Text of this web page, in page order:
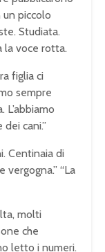
un piccolo
Studiata.
la voce rotta.
figlia ci
sempre
cani.”
Centinaia di
vergogna.” “La
molti
che
letto i numeri.